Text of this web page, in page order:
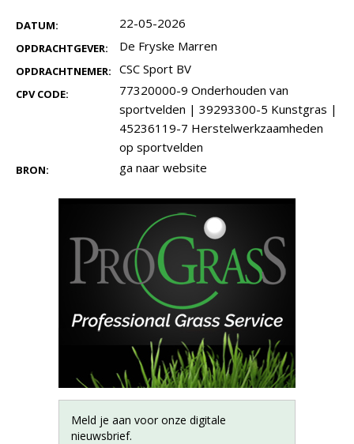
DATUM: 22-05-2026
OPDRACHTGEVER: De Fryske Marren
OPDRACHTNEMER: CSC Sport BV
CPV CODE:
77320000-9 Onderhouden van
sportvelden | 39293300-5 Kunstgras |
45236119-7 Herstelwerkzaamheden
op sportvelden
BRON: ga naar website
Meld je aan voor onze digitale
nieuwsbrief.